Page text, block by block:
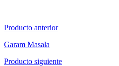
Producto anterior
Garam Masala
Producto siguiente